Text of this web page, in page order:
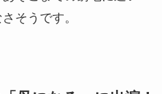
そうです。